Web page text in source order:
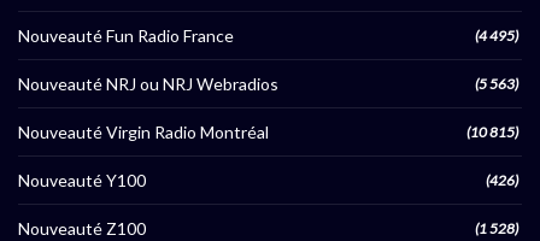
Nouveauté Fun Radio France (4 495)
Nouveauté NRJ ou NRJ Webradios (5 563)
Nouveauté Virgin Radio Montréal (10 815)
Nouveauté Y100 (426)
Nouveauté Z100 (1 528)